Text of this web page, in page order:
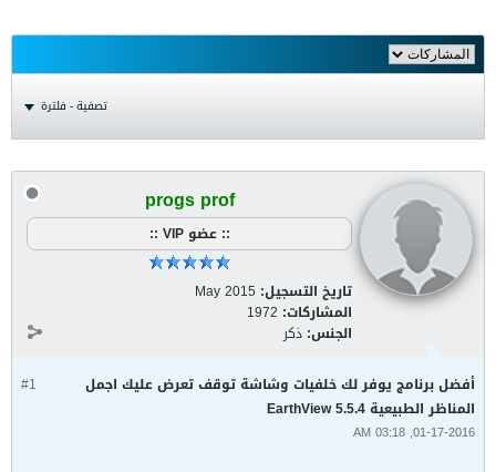
تصفية - فلترة
progs prof
:: عضو VIP ::
تاريخ التسجيل: May 2015
المشاركات: 1972
الجنس: ذكر
#1
أفضل برنامج يوفر لك خلفيات وشاشة توقف تعرض عليك اجمل
المناظر الطبيعية EarthView 5.5.4
01-17-2016, 03:18 AM